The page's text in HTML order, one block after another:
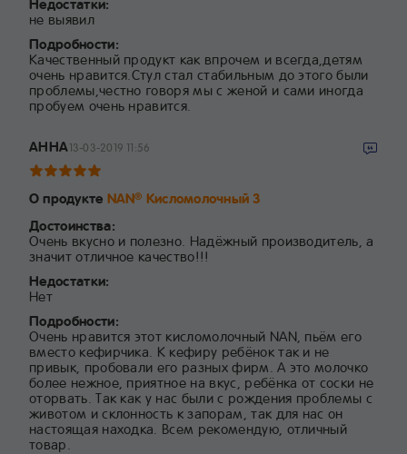
Недостатки:
не выявил
Подробности:
Качественный продукт как впрочем и всегда,детям
очень нравится.Стул стал стабильным до этого были
проблемы,честно говоря мы с женой и сами иногда
пробуем очень нравится.
АННА13-03-2019 11:56
О продукте NAN® Кисломолочный 3
Достоинства:
Очень вкусно и полезно. Надёжный производитель, а
значит отличное качество!!!
Недостатки:
Нет
Подробности:
Очень нравится этот кисломолочный NAN, пьём его
вместо кефирчика. К кефиру ребёнок так и не
привык, пробовали его разных фирм. А это молочко
более нежное, приятное на вкус, ребёнка от соски не
оторвать. Так как у нас были с рождения проблемы с
животом и склонность к запорам, так для нас он
настоящая находка. Всем рекомендую, отличный
товар.